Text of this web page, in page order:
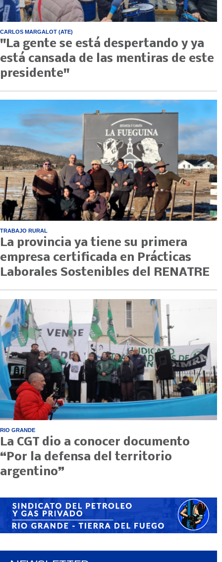
CARLOS MARGALOT (ATE)
"La gente se está despertando y ya
está cansada de las mentiras de este
presidente"
TRABAJO RURAL
La provincia ya tiene su primera
empresa certificada en Prácticas
Laborales Sostenibles del RENATRE
RIO GRANDE
La CGT dio a conocer documento
“Por la defensa del territorio
argentino”